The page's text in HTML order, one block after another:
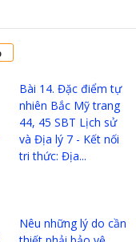
Bài 14. Đặc điểm tự
nhiên Bắc Mỹ trang
44, 45 SBT Lịch sử
và Địa lý 7 - Kết nối
tri thức: Địa...
Nêu những lý do cần